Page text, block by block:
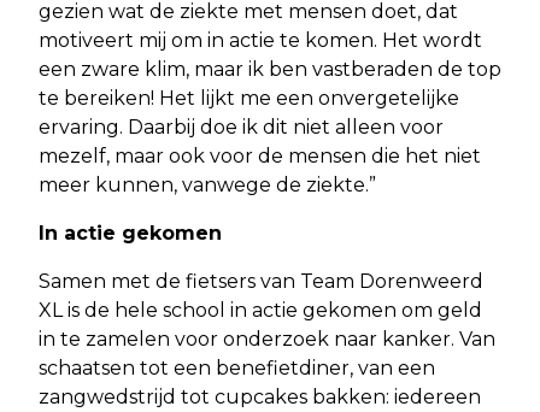
gezien wat de ziekte met mensen doet, dat
motiveert mij om in actie te komen. Het wordt
een zware klim, maar ik ben vastberaden de top
te bereiken! Het lijkt me een onvergetelijke
ervaring. Daarbij doe ik dit niet alleen voor
mezelf, maar ook voor de mensen die het niet
meer kunnen, vanwege de ziekte.”
In actie gekomen
Samen met de fietsers van Team Dorenweerd
XL is de hele school in actie gekomen om geld
in te zamelen voor onderzoek naar kanker. Van
schaatsen tot een benefietdiner, van een
zangwedstrijd tot cupcakes bakken: iedereen